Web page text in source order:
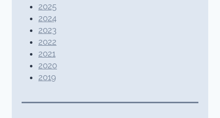
2025
2024
2023
2022
2021
2020
2019